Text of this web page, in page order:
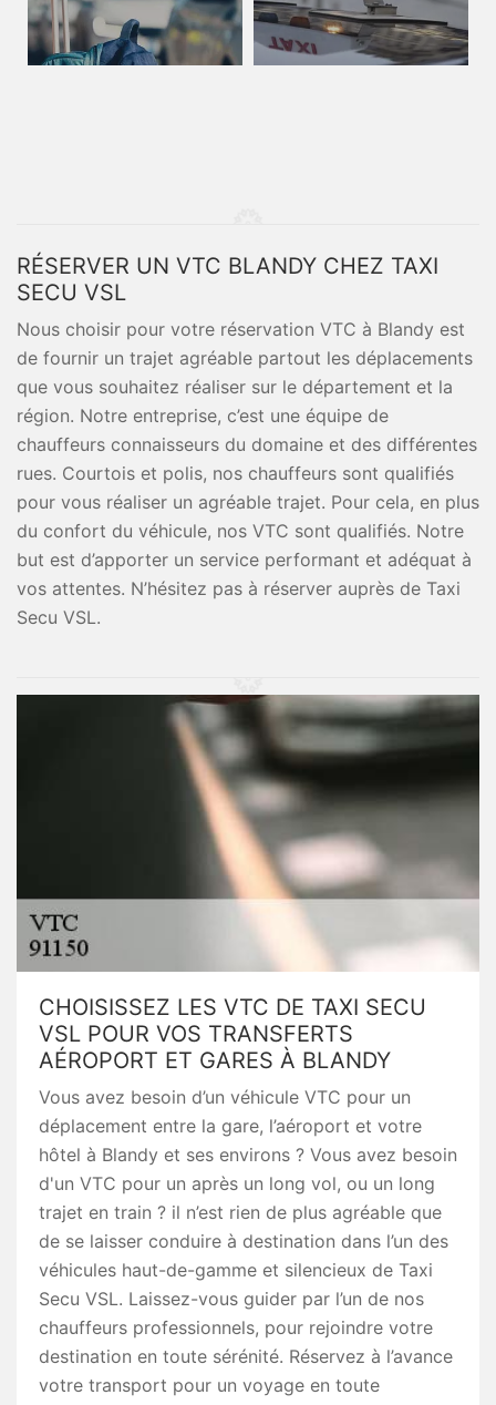
RÉSERVER UN VTC BLANDY CHEZ TAXI
SECU VSL
Nous choisir pour votre réservation VTC à Blandy est
de fournir un trajet agréable partout les déplacements
que vous souhaitez réaliser sur le département et la
région. Notre entreprise, c’est une équipe de
chauffeurs connaisseurs du domaine et des différentes
rues. Courtois et polis, nos chauffeurs sont qualifiés
pour vous réaliser un agréable trajet. Pour cela, en plus
du confort du véhicule, nos VTC sont qualifiés. Notre
but est d’apporter un service performant et adéquat à
vos attentes. N’hésitez pas à réserver auprès de Taxi
Secu VSL.
CHOISISSEZ LES VTC DE TAXI SECU
VSL POUR VOS TRANSFERTS
AÉROPORT ET GARES À BLANDY
Vous avez besoin d’un véhicule VTC pour un
déplacement entre la gare, l’aéroport et votre
hôtel à Blandy et ses environs ? Vous avez besoin
d'un VTC pour un après un long vol, ou un long
trajet en train ? il n’est rien de plus agréable que
de se laisser conduire à destination dans l’un des
véhicules haut-de-gamme et silencieux de Taxi
Secu VSL. Laissez-vous guider par l’un de nos
chauffeurs professionnels, pour rejoindre votre
destination en toute sérénité. Réservez à l’avance
votre transport pour un voyage en toute